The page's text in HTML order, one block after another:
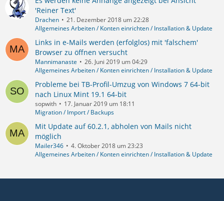
'Reiner Text'
Drachen
21. Dezember 2018 um 22:28
Allgemeines Arbeiten / Konten einrichten / Installation & Update
Links in e-Mails werden (erfolglos) mit 'falschem'
Browser zu öffnen versucht
Mannimanaste
26. Juni 2019 um 04:29
Allgemeines Arbeiten / Konten einrichten / Installation & Update
Probleme bei TB-Profil-Umzug von Windows 7 64-bit
nach Linux Mint 19.1 64-bit
sopwith
17. Januar 2019 um 18:11
Migration / Import / Backups
Mit Update auf 60.2.1, abholen von Mails nicht
möglich
Mailer346
4. Oktober 2018 um 23:23
Allgemeines Arbeiten / Konten einrichten / Installation & Update